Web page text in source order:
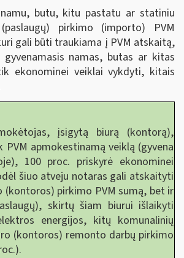
butu, kitu pastatu ar statiniu
pirkimo (importo) PVM
gali būti traukiama į PVM atskaitą,
namas, butas ar kitas
ekonominei veiklai vykdyti, kitais
įsigytą biurą (kontorą),
apmokestinamą veiklą (gyvena
100 proc. priskyrė ekonominei
šiuo atveju notaras gali atskaityti
(kontoros) pirkimo PVM sumą, bet ir
skirtų šiam biurui išlaikyti
energijos, kitų komunalinių
(kontoros) remonto darbų pirkimo